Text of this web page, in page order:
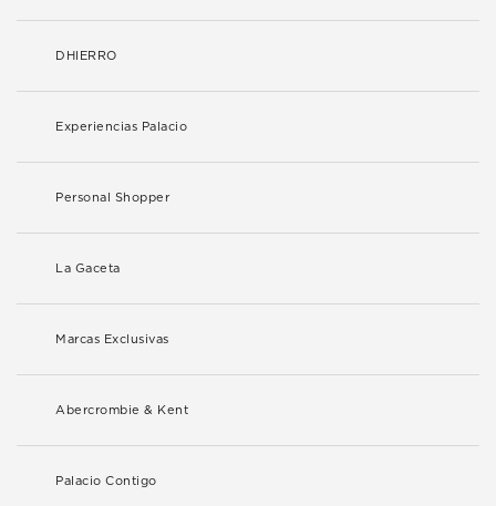
DHIERRO
Experiencias Palacio
Personal Shopper
La Gaceta
Marcas Exclusivas
Abercrombie & Kent
Palacio Contigo